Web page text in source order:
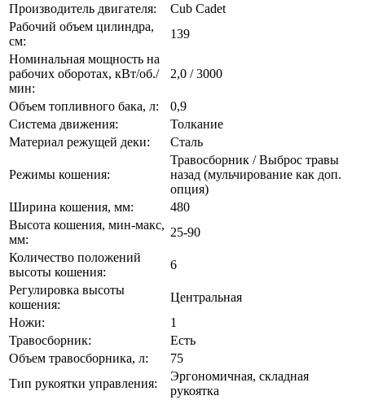
Производитель двигателя:
Cub Cadet
Рабочий объем цилиндра,
см:
139
Номинальная мощность на
рабочих оборотах, кВт/об./
мин:
2,0 / 3000
Объем топливного бака, л:
0,9
Система движения:
Толкание
Материал режущей деки:
Сталь
Режимы кошения:
Травосборник / Выброс травы
назад (мульчирование как доп.
опция)
Ширина кошения, мм:
480
Высота кошения, мин-макс,
мм:
25-90
Количество положений
высоты кошения:
6
Регулировка высоты
кошения:
Центральная
Ножи:
1
Травосборник:
Есть
Объем травосборника, л:
75
Тип рукоятки управления:
Эргономичная, складная
рукоятка